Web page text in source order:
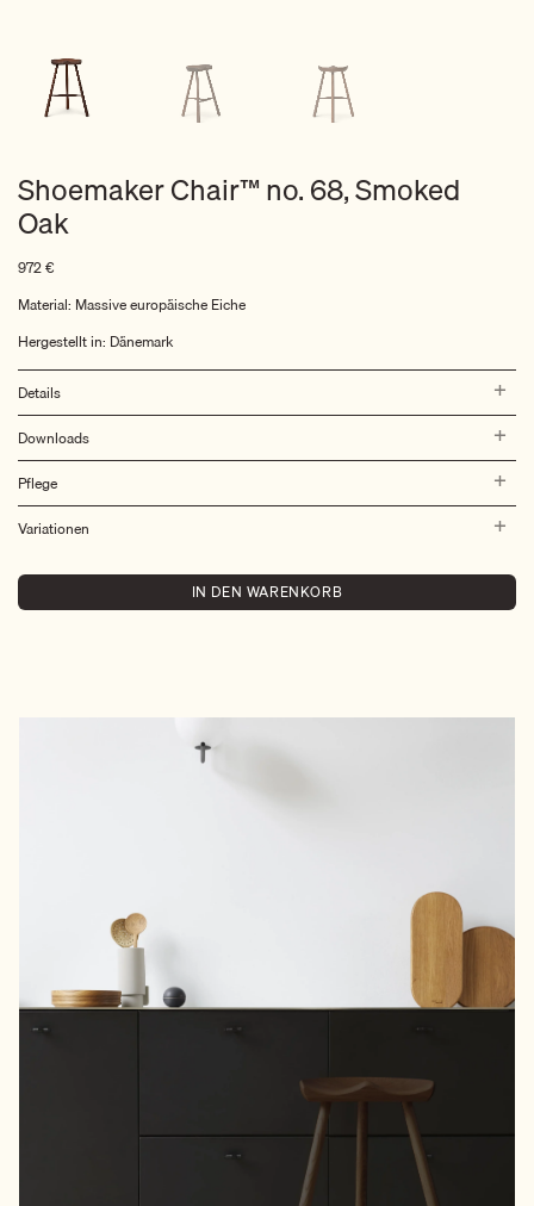
Shoemaker Chair™ no. 68, Smoked
Oak
972€
Material: Massive europäische Eiche
Hergestellt in: Dänemark
Details
Downloads
Pflege
Variationen
IN DEN WARENKORB